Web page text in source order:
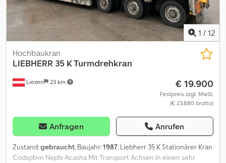
1 / 12
Liezen 23 km
Hochbaukran
LIEBHERR 35 K Turmdrehkran
€ 19.900
Festpreis zzgl. MwSt.
(€ 23.880 brutto)
Anfragen Anrufen
Zustand:gebraucht, Baujahr:1987, Liebherr 35 K Stationärer Kran
Codspbvn Nepfx Acasha Mit Transport Achsen in einen sehr